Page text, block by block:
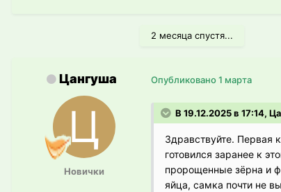
2 месяца спустя...
Цангуша
Новички
Опубликовано1 марта
В 19.12.2025 в 17:14,
Здравствуйте. Первая
готовился заранее к
пророщенные зёрна и
яйца, самка почти не